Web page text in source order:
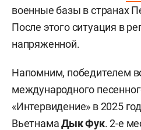
военные базы в странах
После этого ситуация в
напряженной.
Напомним, победителем
международного
«Интервидение» в 2025
ВьетнамаДык Фук. 2-е